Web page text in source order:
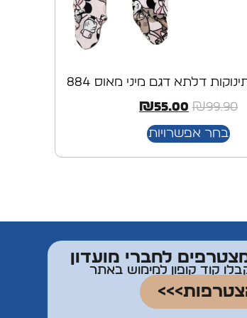
דלתא דגם מיני מאוס 884
₪99.90
₪55.00
בחר אפשרויות
קוד קופון למימוש באתר